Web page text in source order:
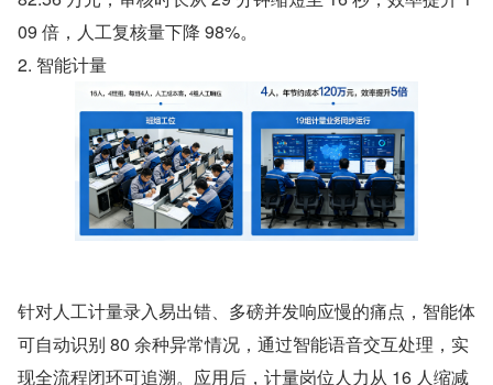
09 倍，人工复核量下降 98%。
2. 智能计量
针对人工计量录入易出错、多磅并发响应慢的痛点，智能体
可自动识别 80 余种异常情况，通过智能语音交互处理，实
现全流程闭环可追溯。应用后，计量岗位人力从 16 人缩减